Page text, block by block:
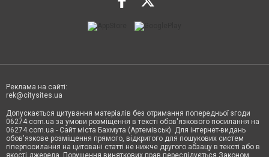
Реклама на сайті:
rek@citysites.ua
Допускається цитування матеріалів без отримання попередньої згоди
06274.com.ua за умови розміщення в тексті обов'язкового посилання на
06274.com.ua - Сайт міста Бахмута (Артемівськ). Для інтернет-видань
обов'язкове розміщення прямого, відкритого для пошукових систем
гіперпосилання на цитовані статті не нижче другого абзацу в тексті або в
якості джерела. Порушення виняткових прав переслідується Законом.